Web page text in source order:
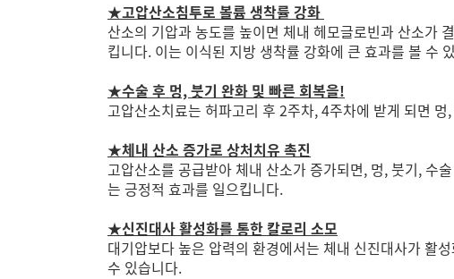
★고압산소침투로 볼륨 생착률 강화
산소의 기압과 농도를 높이면 체내 헤모글로빈과 산소가
킵니다. 이는 이식된 지방 생착률 강화에 큰 효과를 볼 수
★수술 후 멍, 붓기 완화 및 빠른 회복을!
고압산소치료는 허파고리 후 2주차, 4주차에 받게 되면
★체내 산소 증가로 상처치유 촉진
고압산소를 공급받아 체내 산소가 증가되면, 멍, 붓기, 수
는 긍정적 효과를 일으킵니다.
★신진대사 활성화를 통한 칼로리 소모
대기압보다 높은 압력의 환경에서는 체내 신진대사가 활
수 있습니다.